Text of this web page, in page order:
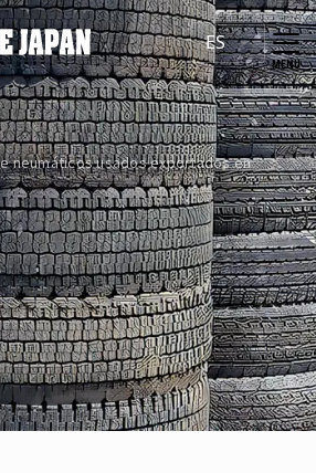
neumáticos usados exportados en